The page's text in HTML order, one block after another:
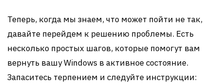
Теперь, когда мы знаем, что может пойти не так,
давайте перейдем к решению проблемы. Есть
несколько простых шагов, которые помогут вам
вернуть вашу Windows в активное состояние.
Запаситесь терпением и следуйте инструкции: